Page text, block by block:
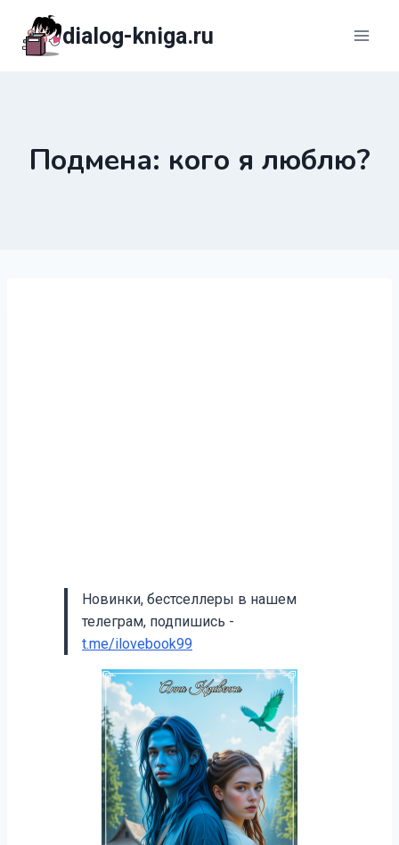
содержимому
dialog-kniga.ru
Подмена: кого я люблю?
Новинки, бестселлеры в нашем
телеграм, подпишись -
t.me/ilovebook99